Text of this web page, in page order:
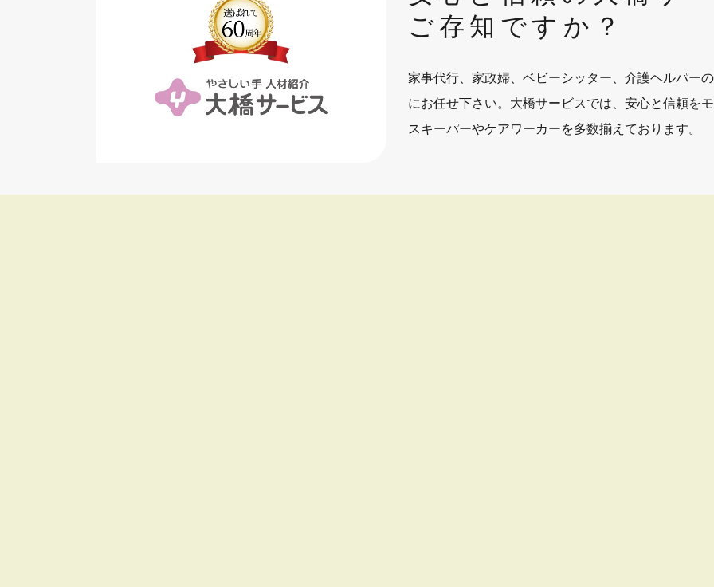
ご存知ですか？
家事代行、家政婦、ベビーシッター、介護ヘルパー
にお任せ下さい。大橋サービスでは、安心と信頼を
スキーパーやケアワーカーを多数揃えております。